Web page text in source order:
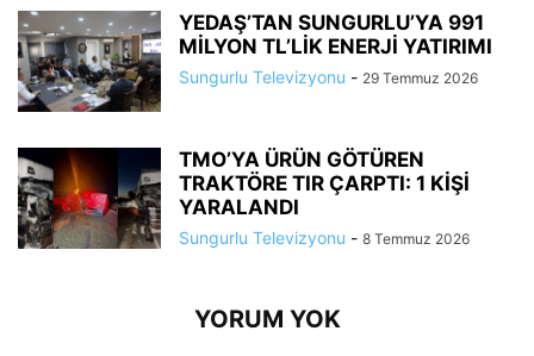
YEDAŞ’TAN SUNGURLU’YA 991
MİLYON TL’LİK ENERJİ YATIRIMI
Sungurlu Televizyonu - 29 Temmuz 2026
TMO’YA ÜRÜN GÖTÜREN
TRAKTÖRE TIR ÇARPTI: 1 KİŞİ
YARALANDI
Sungurlu Televizyonu - 8 Temmuz 2026
YORUM YOK